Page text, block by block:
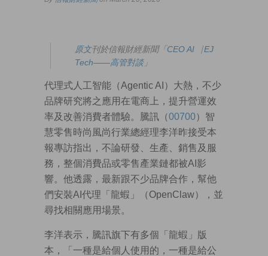
原文刊於信報財經新聞「CEO AI⎹ EJ
Tech——高管對談」
代理式人工智能（Agentic AI）大熱，不少
品牌研究將之應用在電商上，提升營運效
率及改善消費者體驗。騰訊（00700）智
慧零售時尚風尚行業總經理李洋昨接受本
報專訪指出，不論研發、生產、銷售及服
務，整個消費品或零售產業鏈都被AI影
響。他透露，最新跟不少品牌合作，幫他
們安裝AI代理「龍蝦」（OpenClaw），並
尋找相關應用場景。
李洋表示，騰訊旗下有多個「龍蝦」版
本，「一種是給個人使用的，一種是給公